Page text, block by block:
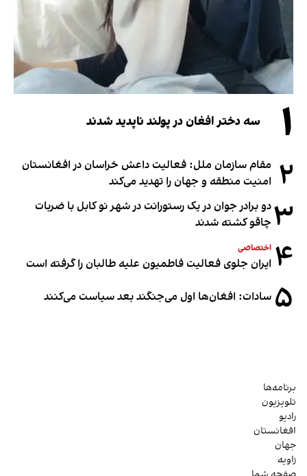
۱ سه دختر افغان در پولند ناپدید شدند
۲ مقام سازمان ملل: فعالیت داعش خراسان در افغانستان
امنیت منطقه و جهان را تهدید می‌کند
۳دو برادر جوان در یک رستورانت در شهر نو کابل با ضربات
چاقو کشته شدند
۴ اختصاصی
ایران جلوی فعالیت فاطمیون علیه طالبان را گرفته است
۵ سادات: افغان‌ها اول می‌جنگند بعد سیاست می‌کنند
برنامه‌ها
تلویزیون
رادیو
افغانستان
جهان
زاویه